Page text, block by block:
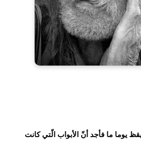
ما فأجد أنّ الأبواب الّتي كانت